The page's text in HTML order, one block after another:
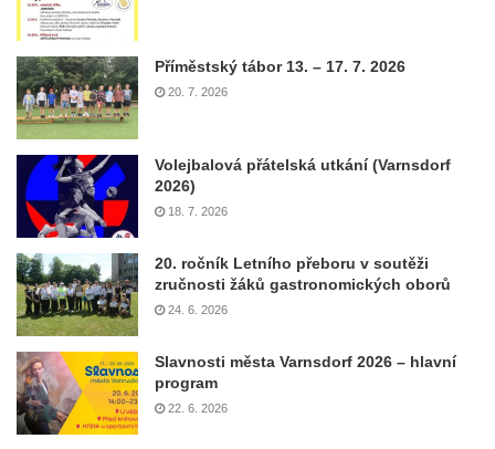
Příměstský tábor 13. – 17. 7. 2026
20. 7. 2026
Volejbalová přátelská utkání (Varnsdorf
2026)
18. 7. 2026
20. ročník Letního přeboru v soutěži
zručnosti žáků gastronomických oborů
24. 6. 2026
Slavnosti města Varnsdorf 2026 – hlavní
program
22. 6. 2026